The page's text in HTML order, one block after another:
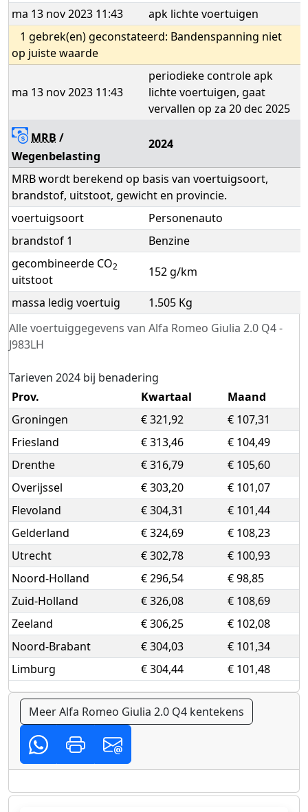
Alle voertuiggegevens van Alfa Romeo Giulia 2.0 Q4 -
J983LH
ma 13 nov 2023 11:43
apk lichte voertuigen
1 gebrek(en) geconstateerd: Bandenspanning niet
op juiste waarde
ma 13 nov 2023 11:43
periodieke controle apk
lichte voertuigen, gaat
vervallen op za 20 dec 2025
MRB /
Wegenbelasting
2024
MRB wordt berekend op basis van voertuigsoort,
brandstof, uitstoot, gewicht en provincie.
voertuigsoort
Personenauto
brandstof 1
Benzine
gecombineerde CO2
uitstoot
152 g/km
massa ledig voertuig 1.505 Kg
Tarieven 2024 bij benadering
Prov.
Kwartaal
Maand
Groningen
€ 321,92
€ 107,31
Friesland
€ 313,46
€ 104,49
Drenthe
€ 316,79
€ 105,60
Overijssel
€ 303,20
€ 101,07
Flevoland
€ 304,31
€ 101,44
Gelderland
€ 324,69
€ 108,23
Utrecht
€ 302,78
€ 100,93
Noord-Holland
€ 296,54
€ 98,85
Zuid-Holland
€ 326,08
€ 108,69
Zeeland
€ 306,25
€ 102,08
Noord-Brabant
€ 304,03
€ 101,34
Limburg
€ 304,44 € 101,48
Meer Alfa Romeo Giulia 2.0 Q4 kentekens